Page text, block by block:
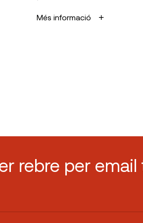
Més informació
rebre per email